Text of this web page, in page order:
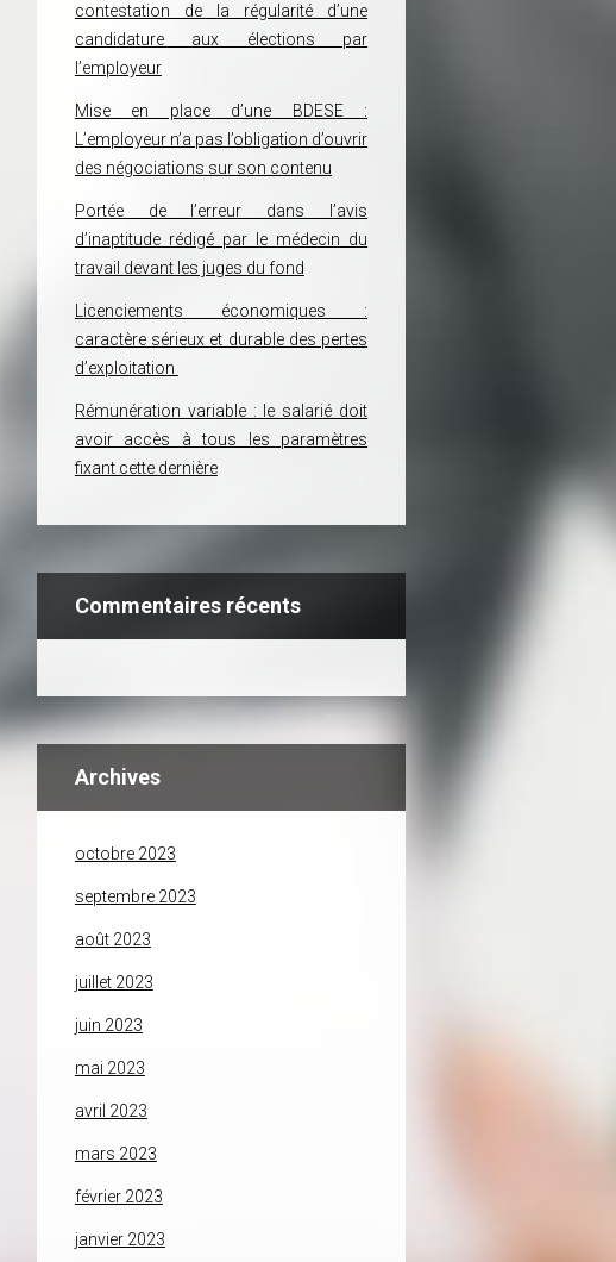
contestation de la régularité d’une
candidature aux élections par
l’employeur
Mise en place d’une BDESE :
L’employeur n’a pas l’obligation d’ouvrir
des négociations sur son contenu
Portée de l’erreur dans l’avis
d’inaptitude rédigé par le médecin du
travail devant les juges du fond
Licenciements économiques :
caractère sérieux et durable des pertes
d’exploitation
Rémunération variable : le salarié doit
avoir accès à tous les paramètres
fixant cette dernière
Commentaires récents
Archives
octobre 2023
septembre 2023
août 2023
juillet 2023
juin 2023
mai 2023
avril 2023
mars 2023
février 2023
janvier 2023